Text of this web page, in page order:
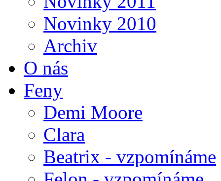
Novinky 2010
Archiv
O nás
Feny
Demi Moore
Clara
Beatrix - vzpomínáme